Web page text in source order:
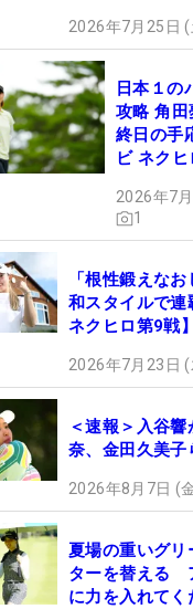
2026年7月25日
日本１の
攻略 角田
終日の手
ビ ネクヒ
2026年7
1
「根性鍛えな
和スタイルで
ネクヒロ第9戦】
2026年7月23日
＜速報＞入谷
奈、金田久美子
2026年8月7日 (
夏場の重いグ
ターを替える
に力を入れて